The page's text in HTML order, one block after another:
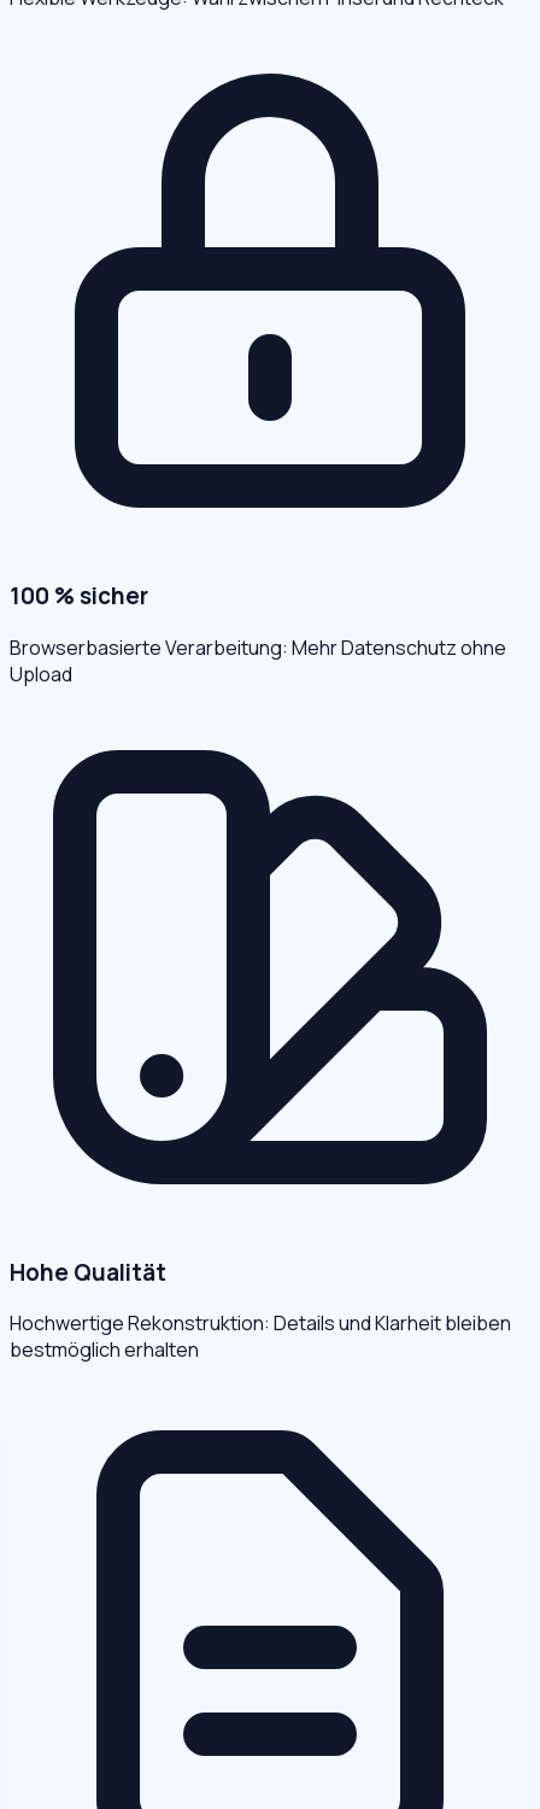
100 % sicher
Browserbasierte Verarbeitung: Mehr Datenschutz ohne
Upload
Hohe Qualität
Hochwertige Rekonstruktion: Details und Klarheit bleiben
bestmöglich erhalten